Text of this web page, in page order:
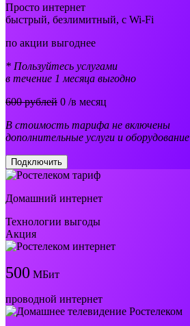
Просто интернет
быстрый, безлимитный, с Wi-Fi
по акции выгоднее
* Пользуйтесь услугами
в течение 1 месяца выгодно
600 рублей 0 /в месяц
В стоимость тарифа не включены
дополнительные услуги и оборудование
Подключить
Домашний интернет
Технологии выгоды
Акция
500 МБит
проводной интернет